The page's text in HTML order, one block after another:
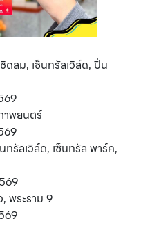
ลม, เซ็นทรัลเวิล์ด, ปิ่น
าพยนตร์
รัลเวิล์ด, เซ็นทรัล พาร์ค,
พระราม 9